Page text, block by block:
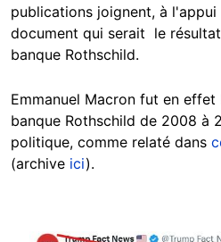
publications joignent, à
document qui serait le
banque Rothschild.
Emmanuel Macron fut en
banque Rothschild de 2008 à
politique, comme relaté dans
(archive ici).
Image